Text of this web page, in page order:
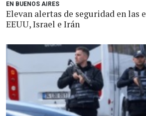
EN BUENOS AIRES
Elevan alertas de seguridad en las
EEUU, Israel e Irán